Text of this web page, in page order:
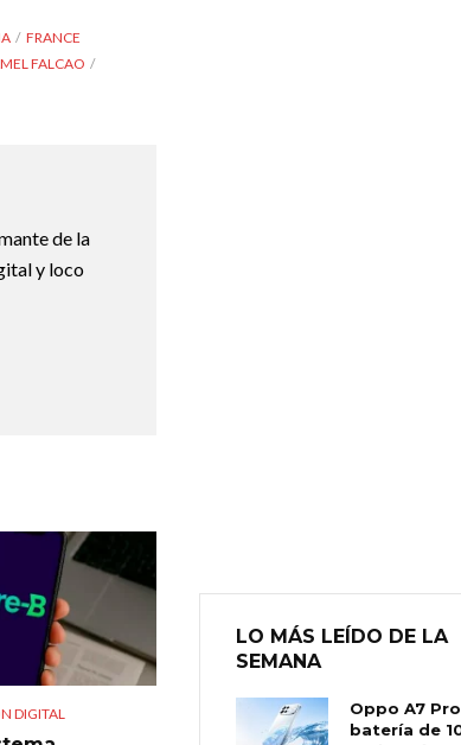
FRANCE
FALCAO
de la
y loco
DIGITAL
LO MÁS LEÍDO DE LA
SEMANA
Oppo A7
batería de